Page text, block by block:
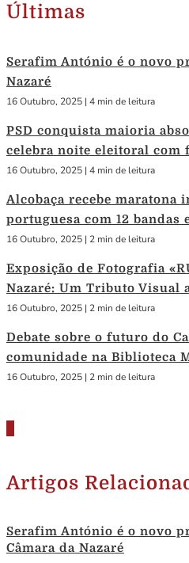
Últimas
Serafim António é o novo
Nazaré
16 Outubro, 2025 | 4 min de leitura
PSD conquista maioria
celebra noite eleitoral com
16 Outubro, 2025 | 4 min de leitura
Alcobaça recebe maratona
portuguesa com 12 bandas
16 Outubro, 2025 | 2 min de leitura
Exposição de Fotografia
Nazaré: Um Tributo Visual
16 Outubro, 2025 | 2 min de leitura
Debate sobre o futuro do
comunidade na Biblioteca
16 Outubro, 2025 | 2 min de leitura
Artigos
Serafim António é o novo
Câmara da Nazaré